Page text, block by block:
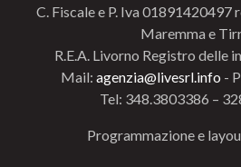
C. Fiscale e P. Iva 01891420497
Maremma e
R.E.A. Livorno Registro delle
Mail: agenzia@livesrl.info -
Tel: 348.3803386 –
Programmazione e